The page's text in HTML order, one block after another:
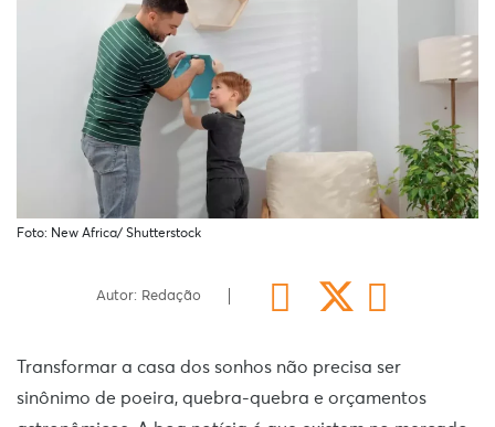
Foto: New Africa/ Shutterstock
Autor: Redação
Transformar a casa dos sonhos não precisa ser
sinônimo de poeira, quebra-quebra e orçamentos